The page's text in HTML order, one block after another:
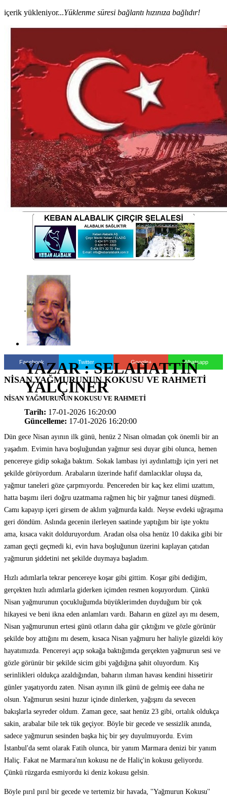
içerik yükleniyor...Yüklenme süresi bağlantı hızınıza bağlıdır!
YAZAR : SELAHATTİN
YALÇINER
Tarih: 17-01-2026 16:20:00
Güncelleme: 17-01-2026 16:20:00
Facebook Twitter Google+ Whatsapp
NİSAN YAĞMURUNUN KOKUSU VE RAHMETİ
NİSAN YAĞMURUNUN KOKUSU VE RAHMETİ
Dün gece Nisan ayının ilk günü, henüz 2 Nisan olmadan çok önemli bir an
yaşadım. Evimin hava boşluğundan yağmur sesi duyar gibi olunca, hemen
pencereye gidip sokağa baktım. Sokak lambası iyi aydınlattığı için yeri net
şekilde görüyordum. Arabaların üzerinde hafif damlacıklar oluşsa da,
yağmur taneleri göze çarpmıyordu. Pencereden bir kaç kez elimi uzattım,
hatta başımı ileri doğru uzatmama rağmen hiç bir yağmur tanesi düşmedi.
Camı kapayıp içeri girsem de aklım yağmurda kaldı. Neyse evdeki uğraşıma
geri döndüm. Aslında gecenin ilerleyen saatinde yaptığım bir işte yoktu
ama, kısaca vakit dolduruyordum. Aradan olsa olsa henüz 10 dakika gibi bir
zaman geçti geçmedi ki, evin hava boşluğunun üzerini kaplayan çatıdan
yağmurun şiddetini net şekilde duymaya başladım.
Hızlı adımlarla tekrar pencereye koşar gibi gittim. Koşar gibi dediğim,
gerçekten hızlı adımlarla giderken içimden resmen koşuyordum. Çünkü
Nisan yağmurunun çocukluğumda büyüklerimden duyduğum bir çok
hikayesi ve beni ikna eden anlamları vardı. Baharın en güzel ayı mı desem,
Nisan yağmurunun ertesi günü otların daha gür çıktığını ve gözle görünür
şekilde boy attığını mı desem, kısaca Nisan yağmuru her haliyle güzeldi köy
hayatımızda. Pencereyi açıp sokağa baktığımda gerçekten yağmurun sesi ve
gözle görünür bir şekilde sicim gibi yağdığına şahit oluyordum. Kış
serinlikleri oldukça azaldığından, baharın ılıman havası kendini hissetirir
günler yaşatıyordu zaten. Nisan ayının ilk günü de gelmiş eee daha ne
olsun. Yağmurun sesini huzur içinde dinlerken, yağışını da sevecen
bakışlarla seyreder oldum. Zaman gece, saat henüz 23 gibi, ortalık oldukça
sakin, arabalar bile tek tük geçiyor. Böyle bir gecede ve sessizlik anında,
sadece yağmurun sesinden başka hiç bir şey duyulmuyordu. Evim
İstanbul'da semt olarak Fatih olunca, bir yanım Marmara denizi bir yanım
Haliç. Fakat ne Marmara'nın kokusu ne de Haliç'in kokusu geliyordu.
Çünkü rüzgarda esmiyordu ki deniz kokusu gelsin.
Böyle pırıl pırıl bir gecede ve tertemiz bir havada, ''Yağmurun Kokusu''